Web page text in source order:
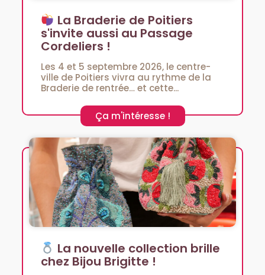
La Braderie de Poitiers
s'invite aussi au Passage
Cordeliers !
Les 4 et 5 septembre 2026, le centre-
ville de Poitiers vivra au rythme de la
Braderie de rentrée… et cette...
Ça m'intéresse !
La nouvelle collection brille
chez Bijou Brigitte !